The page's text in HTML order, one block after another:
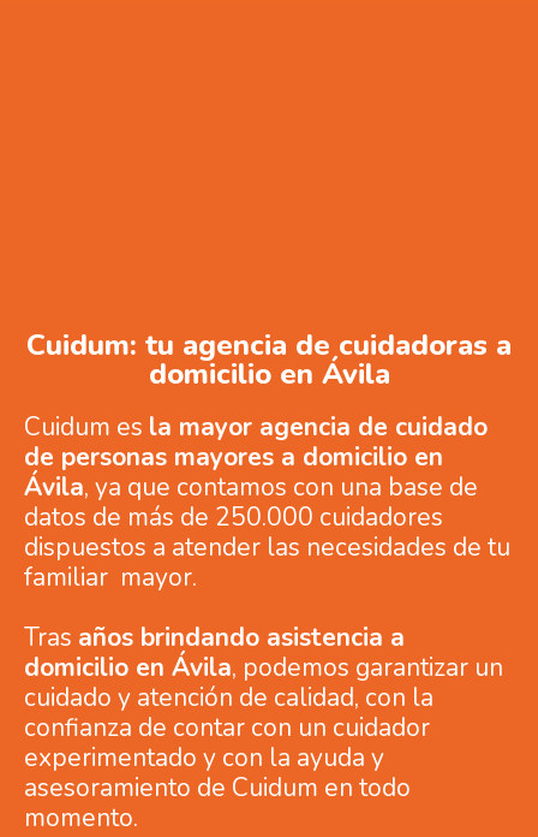
Cuidum: tu agencia de cuidadoras a
domicilio en Ávila
Cuidum es la mayor agencia de cuidado
de personas mayores a domicilio en
Ávila, ya que contamos con una base de
datos de más de 250.000 cuidadores
dispuestos a atender las necesidades de tu
familiar mayor.
Tras años brindando asistencia a
domicilio en Ávila, podemos garantizar un
cuidado y atención de calidad, con la
confianza de contar con un cuidador
experimentado y con la ayuda y
asesoramiento de Cuidum en todo
momento.